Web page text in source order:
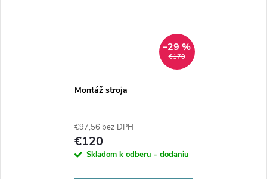
€170
–29 %
Montáž stroja
€97,56 bez DPH
€120
Skladom k odberu - dodaniu